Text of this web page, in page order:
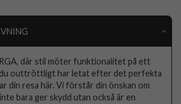
där stil möter funktionalitet på ett
outtröttligt har letat efter det perfekta
din resa här. Vi förstår din önskan om
bara ger skydd utan också är en